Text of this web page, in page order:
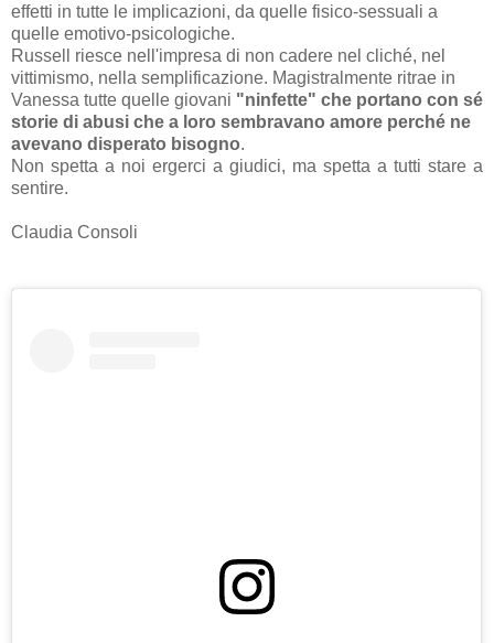
effetti in tutte le implicazioni, da quelle fisico-sessuali a
quelle emotivo-psicologiche.
Russell riesce nell'impresa di non cadere nel cliché, nel
vittimismo, nella semplificazione. Magistralmente ritrae in
Vanessa tutte quelle giovani "ninfette" che portano con sé
storie di abusi che a loro sembravano amore perché ne
avevano disperato bisogno.
Non spetta a noi ergerci a giudici, ma spetta a tutti stare a
sentire.
Claudia Consoli